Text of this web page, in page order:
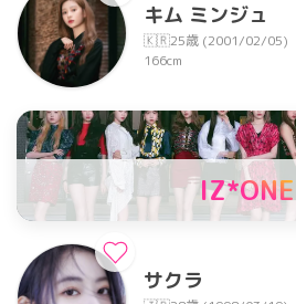
キム ミンジュ
🇰🇷25歳 (2001/02/05)
166cm
IZ*ONE
サクラ